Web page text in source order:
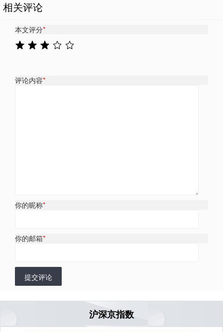
相关评论
本文评分*
评论内容*
你的昵称*
你的邮箱*
提交评论
沪深京指数